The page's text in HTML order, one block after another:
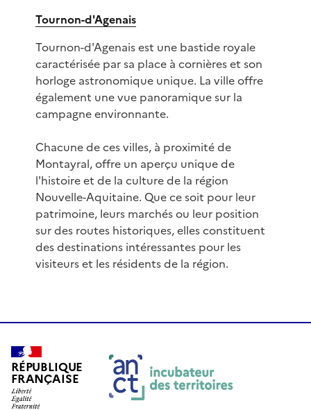
Tournon-d'Agenais
Tournon-d'Agenais est une bastide royale
caractérisée par sa place à cornières et son
horloge astronomique unique. La ville offre
également une vue panoramique sur la
campagne environnante.
Chacune de ces villes, à proximité de
Montayral, offre un aperçu unique de
l'histoire et de la culture de la région
Nouvelle-Aquitaine. Que ce soit pour leur
patrimoine, leurs marchés ou leur position
sur des routes historiques, elles constituent
des destinations intéressantes pour les
visiteurs et les résidents de la région.
RÉPUBLIQUE
FRANÇAISE